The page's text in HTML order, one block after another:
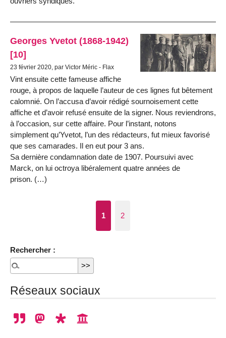
Georges Yvetot (1868-1942)
[10]
23 février 2020, par Victor Méric - Flax
Vint ensuite cette fameuse affiche
rouge, à propos de laquelle l’auteur de ces lignes fut bêtement
calomnié. On l’accusa d’avoir rédigé sournoisement cette
affiche et d’avoir refusé ensuite de la signer. Nous reviendrons,
à l’occasion, sur cette affaire. Pour l’instant, notons
simplement qu’Yvetot, l’un des rédacteurs, fut mieux favorisé
que ses camarades. Il en eut pour 3 ans.
Sa dernière condamnation date de 1907. Poursuivi avec
Marck, on lui octroya libéralement quatre années de
prison. (…)
1 2
Rechercher :
Réseaux sociaux